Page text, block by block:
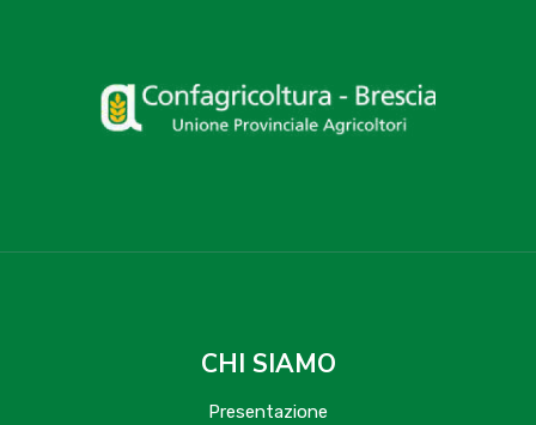
CHI SIAMO
Presentazione